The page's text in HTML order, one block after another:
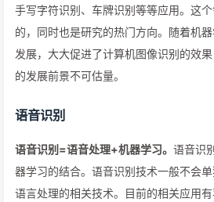
手写字符识别、车牌识别等等应用。这
的，同时也是研究的热门方向。随着机
发展，大大促进了计算机图像识别的效
的发展前景不可估量。
语音识别
语音识别=语音处理+机器学习。 语音识
器学习的结合。语音识别技术一般不会
语言处理的相关技术。目前的相关应用有